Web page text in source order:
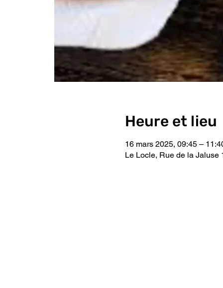
Heure et lieu
16 mars 2025, 09:45 –
Le Locle, Rue de la Jaluse